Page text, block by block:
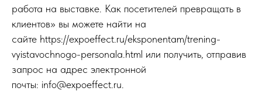
работа на выставке. Как посетителей превращать в
клиентов» вы можете найти на
сайте https://expoeffect.ru/eksponentam/trening-
vyistavochnogo-personala.html или получить, отправив
запрос на адрес электронной
почты: info@expoeffect.ru.